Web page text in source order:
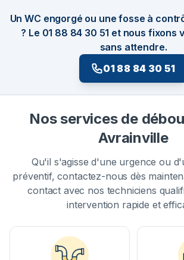
Un WC engorgé ou une fosse à
? Le 01 88 84 30 51 et nous fixons
sans attendre.
01 88 84 30 51
Nos services de
Avrainville
Qu'il s'agisse d'une urgence ou
préventif, contactez-nous dès
contact avec nos techniciens
intervention rapide et